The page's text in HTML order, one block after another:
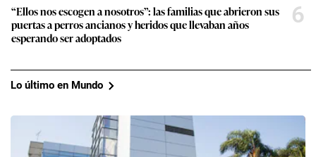
“Ellos nos escogen a nosotros”: las familias que abrieron sus
puertas a perros ancianos y heridos que llevaban años
esperando ser adoptados
6
Lo último en Mundo